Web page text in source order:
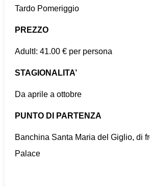
Tardo Pomeriggio
PREZZO
AdultI: 41.00 € per persona
STAGIONALITA’
Da aprile a ottobre
PUNTO DI PARTENZA
Banchina Santa Maria del Giglio, di
Palace